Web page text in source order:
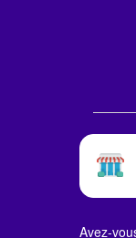
Avez-